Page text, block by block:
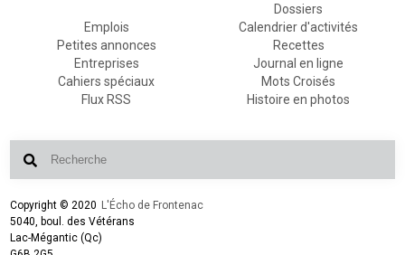
Dossiers
Emplois
Petites annonces
Entreprises
Cahiers spéciaux
Flux RSS
Calendrier d'activités
Recettes
Journal en ligne
Mots Croisés
Histoire en photos
Copyright © 2020 L'Écho de Frontenac
5040, boul. des Vétérans
Lac-Mégantic (Qc)